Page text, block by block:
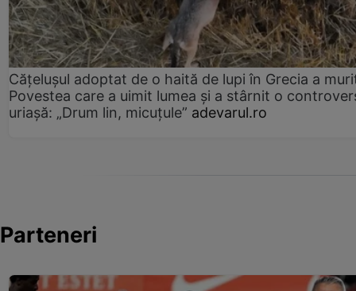
Cățelușul adoptat de o haită de lupi în Grecia a
Povestea care a uimit lumea și a stârnit o
uriașă: „Drum lin, micuțule” adevarul.ro
Parteneri